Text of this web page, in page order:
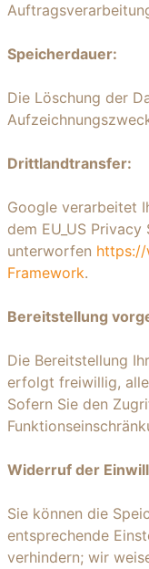
Speicherdauer:
Die Löschung der
Drittlandtransfer:
Google verarbeitet
dem EU_US Privacy
unterworfen https://
Framework.
Bereitstellung
Die Bereitstellung
erfolgt freiwillig,
Sofern Sie den
Widerruf der
Sie können die
entsprechende
verhindern; wir